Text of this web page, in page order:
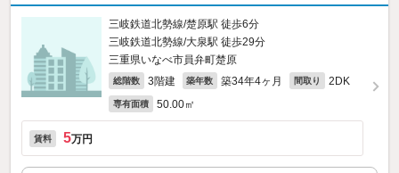
三岐鉄道北勢線/楚原駅 徒歩6分
三岐鉄道北勢線/大泉駅 徒歩29分
三重県いなべ市員弁町楚原
総階数 3階建 築年数 築34年4ヶ月 間取り 2DK
専有面積 50.00㎡
賃料 5万円